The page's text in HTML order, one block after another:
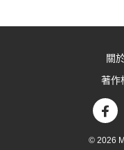
關
著作
© 2026